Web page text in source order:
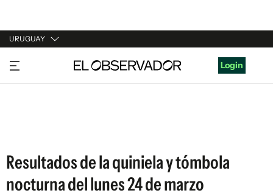
URUGUAY
URUGUAY
ARGENTINA
Login
Resultados de la quiniela y tómbola
nocturna del lunes 24 de marzo